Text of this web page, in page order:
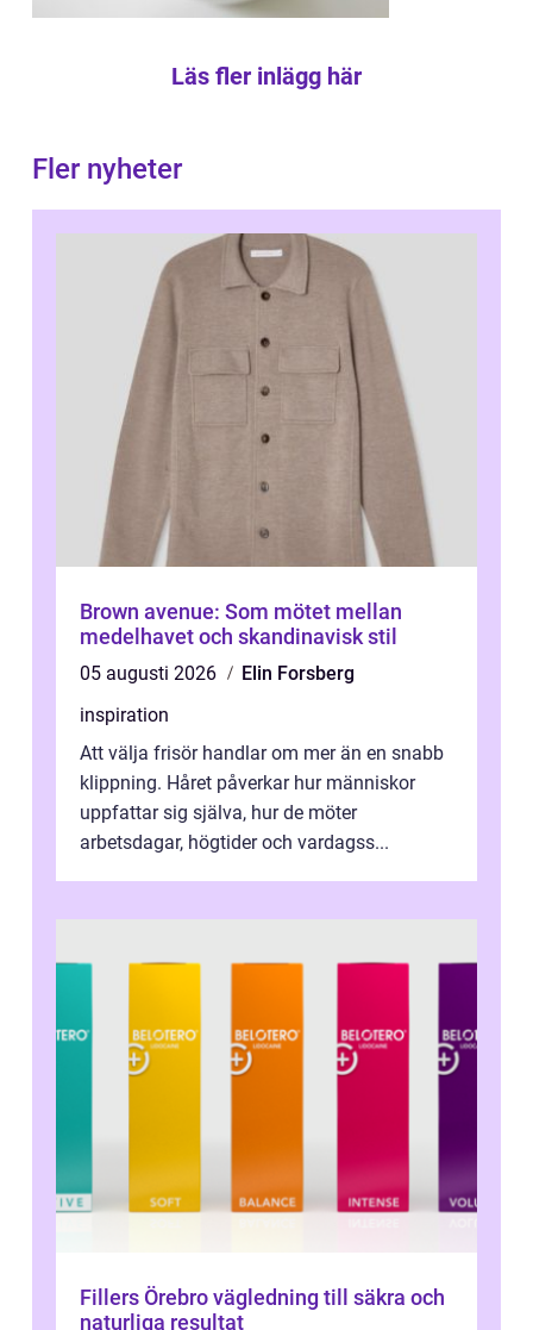
Läs fler inlägg här
Fler nyheter
Brown avenue: Som mötet mellan
medelhavet och skandinavisk stil
05 augusti 2026
Elin Forsberg
inspiration
Att välja frisör handlar om mer än en snabb
klippning. Håret påverkar hur människor
uppfattar sig själva, hur de möter
arbetsdagar, högtider och vardagss...
Fillers Örebro vägledning till säkra och
naturliga resultat